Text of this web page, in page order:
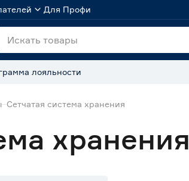
Для Профи
лояльности
Сетчатая система хранения
хранения